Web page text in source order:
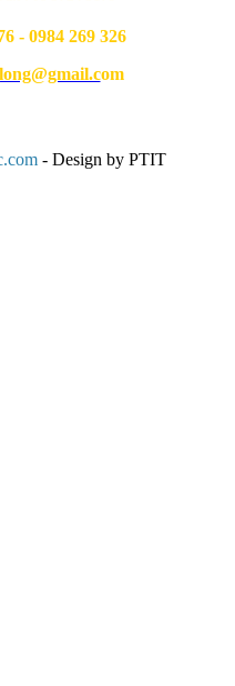
- 0984 269 326
om
- Design by PTIT